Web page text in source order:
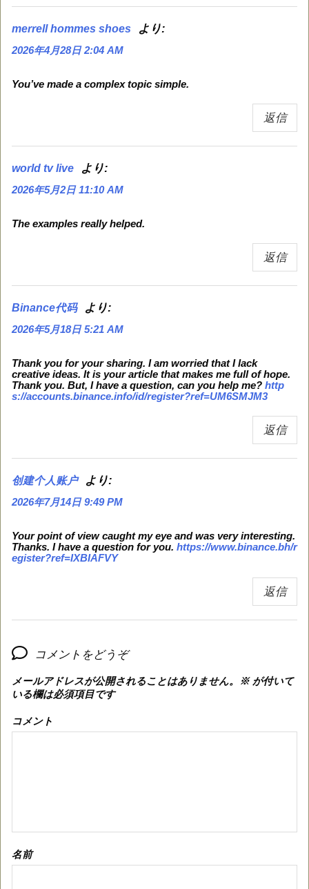
merrell hommes shoes より:
2026年4月28日 2:04 AM
You’ve made a complex topic simple.
返信
world tv live より:
2026年5月2日 11:10 AM
The examples really helped.
返信
Binance代码 より:
2026年5月18日 5:21 AM
Thank you for your sharing. I am worried that I lack
creative ideas. It is your article that makes me full of hope.
Thank you. But, I have a question, can you help me? http
s://accounts.binance.info/id/register?ref=UM6SMJM3
返信
创建个人账户 より:
2026年7月14日 9:49 PM
Your point of view caught my eye and was very interesting.
Thanks. I have a question for you. https://www.binance.bh/r
egister?ref=IXBIAFVY
返信
コメントをどうぞ
メールアドレスが公開されることはありません。 ※が付いて
いる欄は必須項目です
コメント
名前